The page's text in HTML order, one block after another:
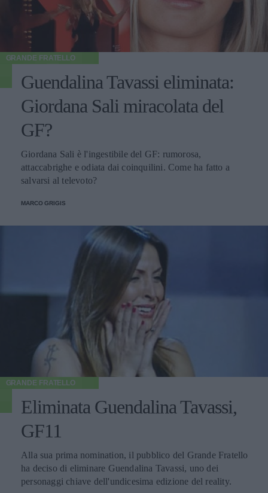
GRANDE FRATELLO
Guendalina Tavassi eliminata:
Giordana Sali miracolata del
GF?
Giordana Sali è l'ingestibile del GF: rumorosa,
attaccabrighe e odiata dai coinquilini. Come ha fatto a
salvarsi al televoto?
MARCO GRIGIS
GRANDE FRATELLO
Eliminata Guendalina Tavassi,
GF11
Alla sua prima nomination, il pubblico del Grande Fratello
ha deciso di eliminare Guendalina Tavassi, uno dei
personaggi chiave dell'undicesima edizione del reality.